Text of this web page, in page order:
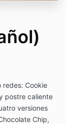
redes: Cookie
postre caliente
versiones
Chip,